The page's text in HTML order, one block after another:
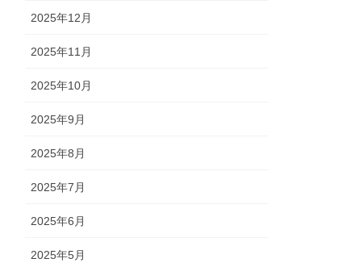
2025年12月
2025年11月
2025年10月
2025年9月
2025年8月
2025年7月
2025年6月
2025年5月